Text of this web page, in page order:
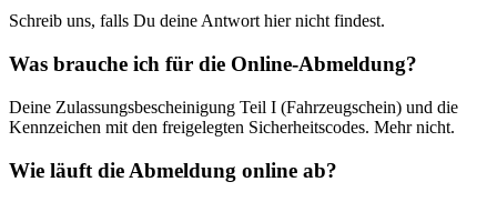
Schreib uns, falls Du deine Antwort hier nicht findest.
Was brauche ich für die Online-Abmeldung?
Deine Zulassungsbescheinigung Teil I (Fahrzeugschein) und die
Kennzeichen mit den freigelegten Sicherheitscodes. Mehr nicht.
Wie läuft die Abmeldung online ab?